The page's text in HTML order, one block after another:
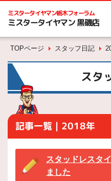
ミスタータイヤマン栃木フォーラム
ミスタータイヤマン 黒磯店
TOPページ スタッフ日記
スタ
記事一覧｜2018年
スタッドレスタ
ました